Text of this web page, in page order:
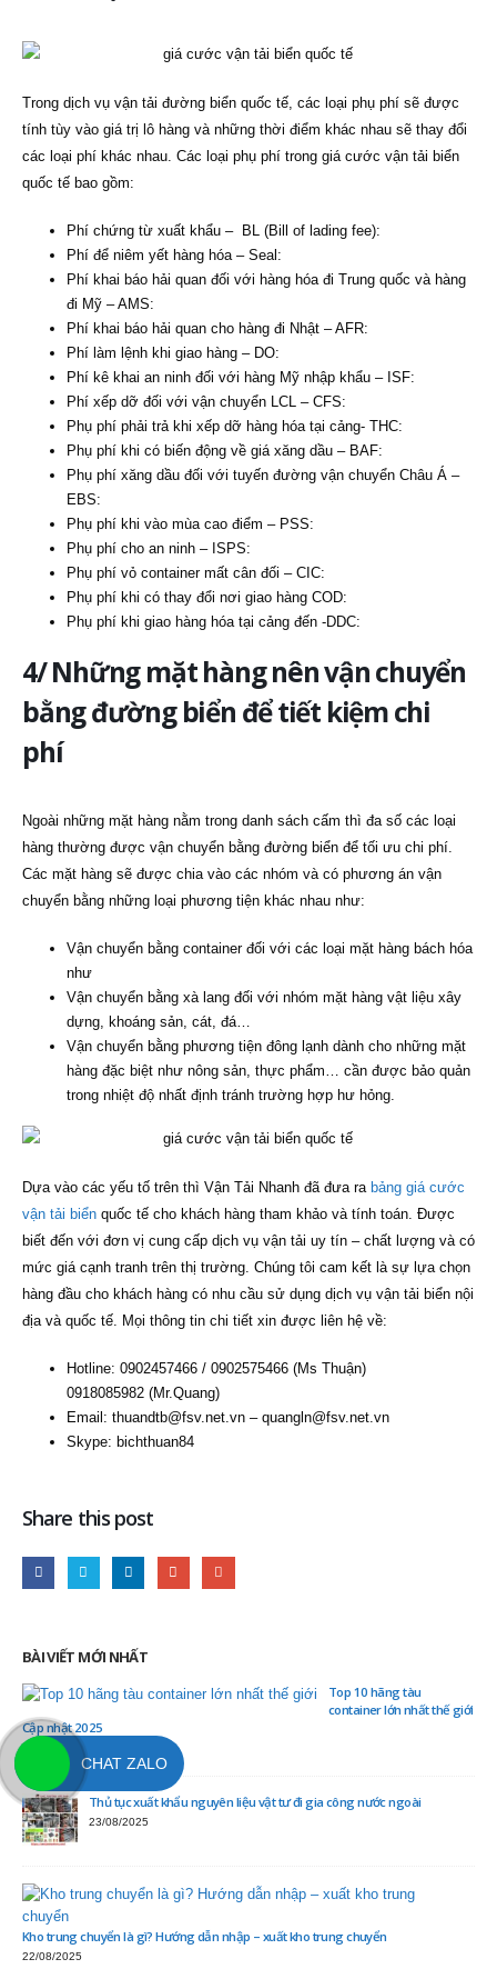
Trong dịch vụ vận tải đường biển quốc tế, các loại phụ phí sẽ được
tính tùy vào giá trị lô hàng và những thời điểm khác nhau sẽ thay đổi
các loại phí khác nhau. Các loại phụ phí trong giá cước vận tải biển
quốc tế bao gồm:
Phí chứng từ xuất khẩu – BL (Bill of lading fee):
Phí để niêm yết hàng hóa – Seal:
Phí khai báo hải quan đối với hàng hóa đi Trung quốc và hàng
đi Mỹ – AMS:
Phí khai báo hải quan cho hàng đi Nhật – AFR:
Phí làm lệnh khi giao hàng – DO:
Phí kê khai an ninh đối với hàng Mỹ nhập khẩu – ISF:
Phí xếp dỡ đối với vận chuyển LCL – CFS:
Phụ phí phải trả khi xếp dỡ hàng hóa tại cảng- THC:
Phụ phí khi có biến động về giá xăng dầu – BAF:
Phụ phí xăng dầu đối với tuyến đường vận chuyển Châu Á –
EBS:
Phụ phí khi vào mùa cao điểm – PSS:
Phụ phí cho an ninh – ISPS:
Phụ phí vỏ container mất cân đối – CIC:
Phụ phí khi có thay đổi nơi giao hàng COD:
Phụ phí khi giao hàng hóa tại cảng đến -DDC:
4/ Những mặt hàng nên vận chuyển
bằng đường biển để tiết kiệm chi
phí
Ngoài những mặt hàng nằm trong danh sách cấm thì đa số các loại
hàng thường được vận chuyển bằng đường biển để tối ưu chi phí.
Các mặt hàng sẽ được chia vào các nhóm và có phương án vận
chuyển bằng những loại phương tiện khác nhau như:
Vận chuyển bằng container đối với các loại mặt hàng bách hóa
như
Vận chuyển bằng xà lang đối với nhóm mặt hàng vật liệu xây
dựng, khoáng sản, cát, đá…
Vận chuyển bằng phương tiện đông lạnh dành cho những mặt
hàng đặc biệt như nông sản, thực phẩm… cần được bảo quản
trong nhiệt độ nhất định tránh trường hợp hư hỏng.
Dựa vào các yếu tố trên thì Vận Tải Nhanh đã đưa ra bảng giá cước
vận tải biển quốc tế cho khách hàng tham khảo và tính toán. Được
biết đến với đơn vị cung cấp dịch vụ vận tải uy tín – chất lượng và có
mức giá cạnh tranh trên thị trường. Chúng tôi cam kết là sự lựa chọn
hàng đầu cho khách hàng có nhu cầu sử dụng dịch vụ vận tải biển nội
địa và quốc tế. Mọi thông tin chi tiết xin được liên hệ về:
Hotline: 0902457466 / 0902575466 (Ms Thuận)
0918085982 (Mr.Quang)
Email: thuandtb@fsv.net.vn – quangln@fsv.net.vn
Skype: bichthuan84
Share this post
BÀI VIẾT MỚI NHẤT
Top 10 hãng tàu
container lớn nhất thế giới
Cập nhật 2025
24/08/2025
Thủ tục xuất khẩu nguyên liệu vật tư đi gia công nước ngoài
23/08/2025
Kho trung chuyển là gì? Hướng dẫn nhập – xuất kho trung chuyển
22/08/2025
CHAT ZALO